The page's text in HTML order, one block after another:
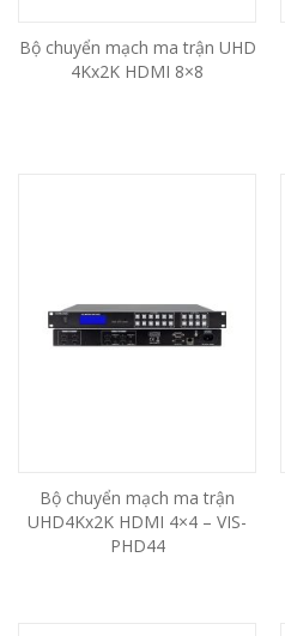
Bộ chuyển mạch ma trận UHD
4Kx2K HDMI 8×8
Bộ chuyển mạch ma trận
UHD4Kx2K HDMI 4×4 – VIS-
PHD44